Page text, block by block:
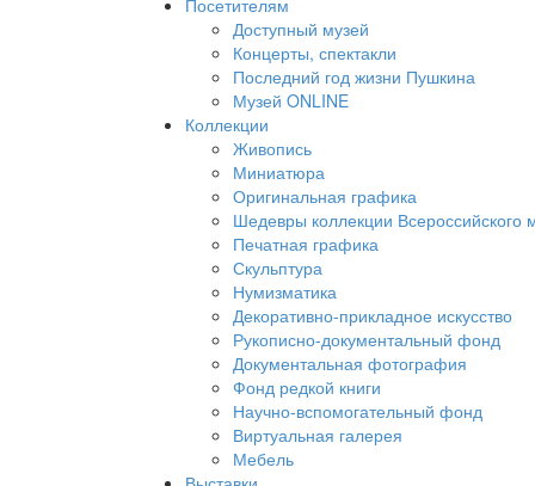
Посетителям
Доступный музей
Концерты, спектакли
Последний год жизни Пушкина
Музей ONLINE
Коллекции
Живопись
Миниатюра
Оригинальная графика
Шедевры коллекции
Печатная графика
Скульптура
Нумизматика
Декоративно-прикладное искусство
Рукописно-документальный фонд
Документальная фотография
Фонд редкой книги
Научно-вспомогательный фонд
Виртуальная галерея
Мебель